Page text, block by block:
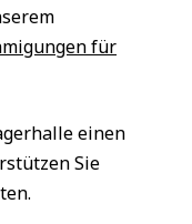
für
einen
Sie